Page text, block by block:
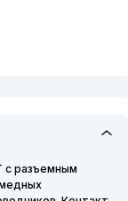
с разъемным